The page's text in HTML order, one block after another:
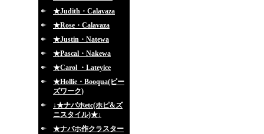
★Judith・Calavaza
★Rose・Calavaza
★Justin・Natewa
★Pascal・Nakewa
★Carol ・Lateyice
★Hollie・Booqua(ビー
ズワーク)
↓★ナバホetc(ホピ&ズ
ニスタイル)★↓
★ナバホ作クラスター